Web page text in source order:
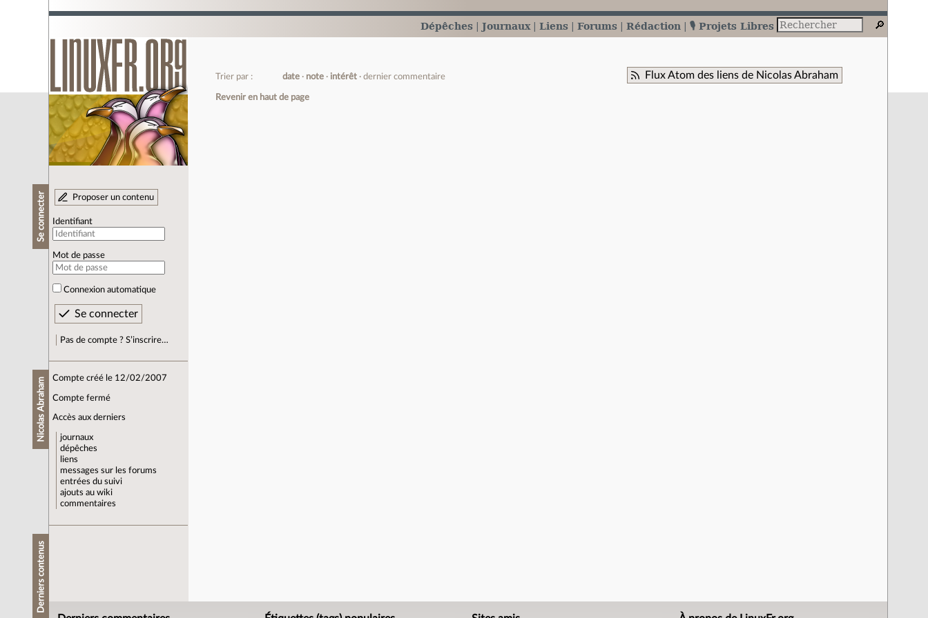
Dépêches Journaux Liens Forums Rédaction 🎙️ Projets Libres
Se connecter Proposer un contenu
Identifiant
Mot de passe
Connexion automatique
Pas de compte ? S’inscrire…
Nicolas Abraham Compte créé le 12/02/2007
Compte fermé
Accès aux derniers
journaux
dépêches
liens
messages sur les forums
entrées du suivi
ajouts au wiki
commentaires
Derniers contenus
Flux Atom des liens de Nicolas Abraham
Trier par : date note intérêt dernier commentaire
Revenir en haut de page